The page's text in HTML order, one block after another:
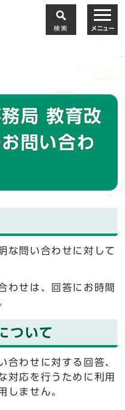
検索 メニュー
務局 教育改
問い合わ
な問い合わせに対して
わせは、回答にお時間
ついて
合わせに対する回答、
対応を行うために利用
しません。